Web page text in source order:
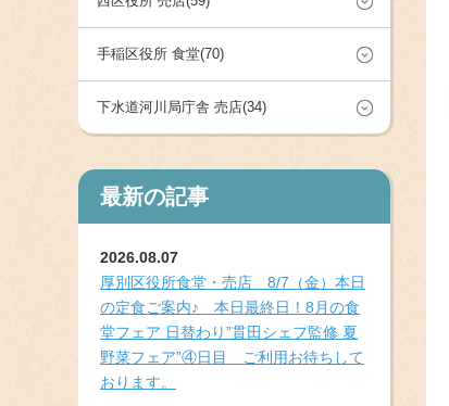
手稲区役所 食堂(70)
下水道河川局庁舎 売店(34)
最新の記事
2026.08.07
厚別区役所食堂・売店 8/7（金）本日
の定食ご案内♪ 本日最終日！8月の食
堂フェア 日替わり”貫田シェフ監修 夏
野菜フェア”④日目 ご利用お待ちして
おります。